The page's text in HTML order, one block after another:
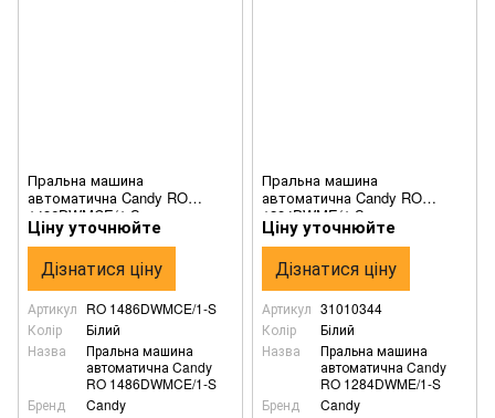
Пральна машина
автоматична Candy RO
1486DWMCE/1-S
Ціну уточнюйте
Дізнатися ціну
Артикул RO 1486DWMCE/1-S
Колір
Білий
Назва
Пральна машина
автоматична Candy
RO 1486DWMCE/1-S
Бренд
Candy
Пральна машина
автоматична Candy RO
1284DWME/1-S
Ціну уточнюйте
Дізнатися ціну
Артикул 31010344
Колір
Білий
Назва
Пральна машина
автоматична Candy
RO 1284DWME/1-S
Бренд
Candy